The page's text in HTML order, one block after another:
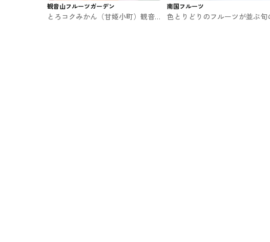
観音山フルーツガーデン
とろコクみかん（甘姫小町）観音山
南国フルーツ
色とりどりのフルーツが並ぶ旬